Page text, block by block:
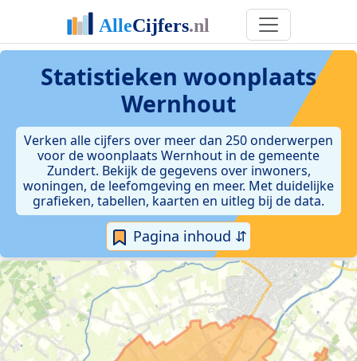
Statistieken woonplaats
Wernhout
Verken alle cijfers over meer dan 250 onderwerpen
voor de woonplaats Wernhout in de gemeente
Zundert. Bekijk de gegevens over inwoners,
woningen, de leefomgeving en meer. Met duidelijke
grafieken, tabellen, kaarten en uitleg bij de data.
Pagina inhoud ⇵